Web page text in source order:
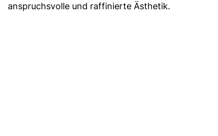
anspruchsvolle und raffinierte Ästhetik.